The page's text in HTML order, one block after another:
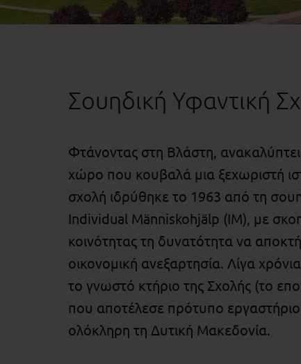
Σουηδική Υφαντική
Φτάνοντας στη Βλάστη,
χώρο που κουβαλά μια ξεχωριστή
σχολή ιδρύθηκε το 1963 από τη
Individual Människohjälp (IM), με
κοινότητας τη δυνατότητα να
οικονομική ανεξαρτησία. Λίγα
το γνωστό κτήριο της Σχολής (το
που αποτέλεσε πρότυπο εργαστήριο
ολόκληρη τη Δυτική Μακεδονία.